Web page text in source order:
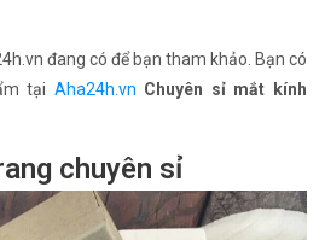
đang có để bạn tham khảo. Bạn có
tại Aha24h.vn Chuyên sỉ mắt kính
chuyên sỉ